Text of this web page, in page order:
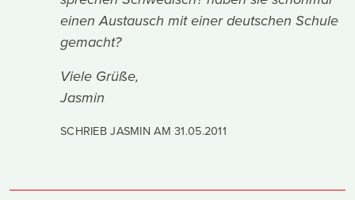
einen Austausch mit einer deutschen Schule
gemacht?
Viele Grüße,
Jasmin
SCHRIEB JASMIN AM31.05.2011